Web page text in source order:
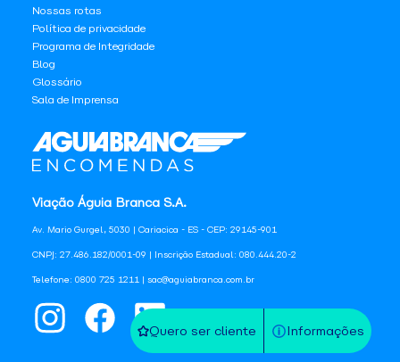
Quero ser cliente Informações
Viação Águia Branca S.A.
Av. Mario Gurgel, 5030 | Cariacica - ES - CEP: 29145-901
CNPJ: 27.486.182/0001-09 | Inscrição Estadual: 080.444.20-2
Telefone: 0800 725 1211 | sac@aguiabranca.com.br
Nossas rotas
Política de privacidade
Programa de Integridade
Blog
Glossário
Sala de Imprensa